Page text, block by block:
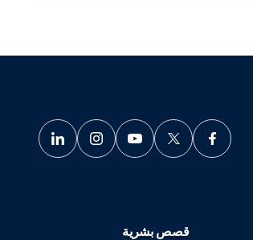
قصص بشرية